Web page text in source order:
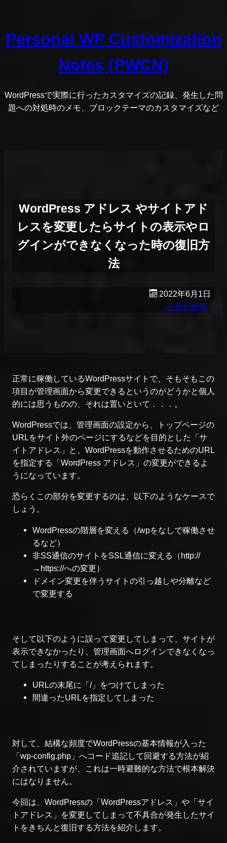
を
ス
Personal WP Customization
Notes (PWCN)
WordPressで実際に行ったカスタマイズの記録、発生した問
題への対処時のメモ、ブロックテーマのカスタマイズなど
WordPress アドレス やサイトアド
レスを変更したらサイトの表示やロ
グインができなくなった時の復旧方
法
2022年6月1日
不具合解消
正常に稼働しているWordPressサイトで、そもそもこの
項目が管理画面から変更できるというのがどうかと個人
的には思うものの、それは置いといて．．．。
WordPressでは、管理画面の設定から、トップページの
URLをサイト外のページにするなどを目的とした「サ
イトアドレス」と、WordPressを動作させるためのURL
を指定する「WordPress アドレス」の変更ができるよ
うになっています。
恐らくこの部分を変更するのは、以下のようなケースで
しょう。
WordPressの階層を変える（/wpをなしで稼働させ
るなど）
非SS通信のサイトをSSL通信に変える（http://
→https://への変更）
ドメイン変更を伴うサイトの引っ越しや分離など
で変更する
そして以下のように誤って変更してしまって、サイトが
表示できなかったり、管理画面へログインできなくなっ
てしまったりすることが考えられます。
URLの末尾に「/」をつけてしまった
間違ったURLを指定してしまった
対して、結構な頻度でWordPressの基本情報が入った
「wp-config.php」へコード追記して回避する方法が紹
介されていますが、これは一時避難的な方法で根本解決
にはなりません。
今回は、WordPressの「WordPressアドレス」や「サイ
トアドレス」を変更してしまって不具合が発生したサイ
トをきちんと復旧する方法を紹介します。